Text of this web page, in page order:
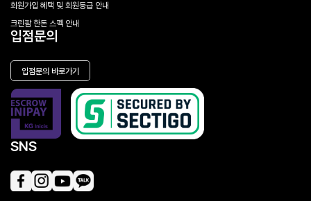
회원가입 혜택 및 회원등급 안내
크린팜 한돈 스펙 안내
입점문의
입점문의 바로가기
SNS